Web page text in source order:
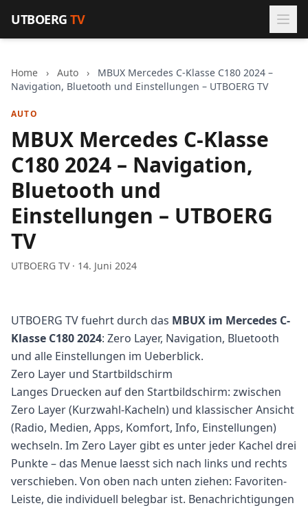
UTBOERGTV
Home › Auto ›
MBUX Mercedes C-Klasse C180 2024 –
Navigation, Bluetooth und Einstellungen – UTBOERG TV
AUTO
MBUX Mercedes C-Klasse
C180 2024 – Navigation,
Bluetooth und
Einstellungen – UTBOERG
TV
UTBOERG TV · 14. Juni 2024
UTBOERG TV fuehrt durch das MBUX im Mercedes C-
Klasse C180 2024: Zero Layer, Navigation, Bluetooth
und alle Einstellungen im Ueberblick.
Zero Layer und Startbildschirm
Langes Druecken auf den Startbildschirm: zwischen
Zero Layer (Kurzwahl-Kacheln) und klassischer Ansicht
(Radio, Medien, Apps, Komfort, Info, Einstellungen)
wechseln. Im Zero Layer gibt es unter jeder Kachel drei
Punkte – das Menue laesst sich nach links und rechts
verschieben. Von oben nach unten ziehen: Favoriten-
Leiste, die individuell belegbar ist. Benachrichtigungen